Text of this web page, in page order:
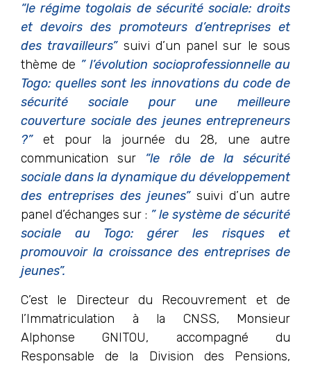
“le régime togolais de sécurité sociale: droits
et devoirs des promoteurs d’entreprises et
des travailleurs” suivi d’un panel sur le sous
thème de ” l’évolution socioprofessionnelle au
Togo: quelles sont les innovations du code de
sécurité sociale pour une meilleure
couverture sociale des jeunes entrepreneurs
?” et pour la journée du 28, une autre
communication sur “le rôle de la sécurité
sociale dans la dynamique du développement
des entreprises des jeunes” suivi d’un autre
panel d’échanges sur : ” le système de sécurité
sociale au Togo: gérer les risques et
promouvoir la croissance des entreprises de
jeunes”.
C’est le Directeur du Recouvrement et de
l’Immatriculation à la CNSS, Monsieur
Alphonse GNITOU, accompagné du
Responsable de la Division des Pensions,